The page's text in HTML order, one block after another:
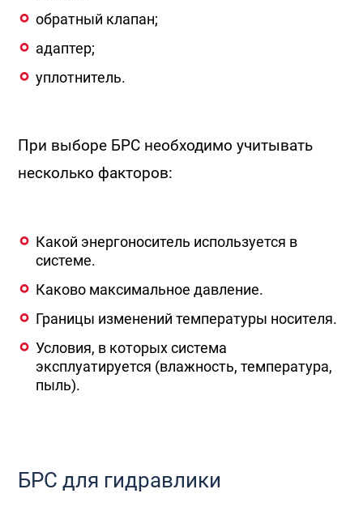
обратный клапан;
адаптер;
уплотнитель.
При выборе БРС необходимо учитывать
несколько факторов:
Какой энергоноситель используется в
системе.
Каково максимальное давление.
Границы изменений температуры носителя.
Условия, в которых система
эксплуатируется (влажность, температура,
пыль).
БРС для гидравлики